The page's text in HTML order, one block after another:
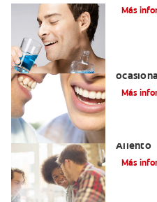
Más
Más
Aliento
Más